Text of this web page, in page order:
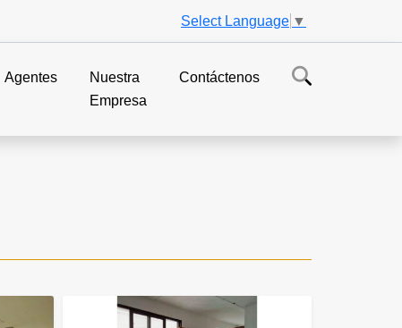
Select Language ▼
Agentes
Nuestra
Empresa
Contáctenos